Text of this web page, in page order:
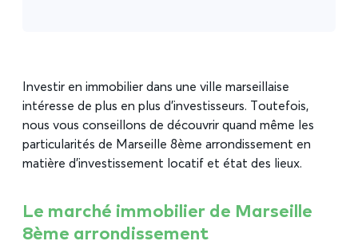
Investir en immobilier dans une ville marseillaise
intéresse de plus en plus d’investisseurs. Toutefois,
nous vous conseillons de découvrir quand même les
particularités de Marseille 8ème arrondissement en
matière d’investissement locatif et état des lieux.
Le marché immobilier de Marseille
8ème arrondissement